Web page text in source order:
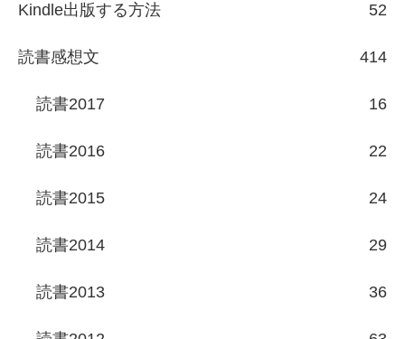
Kindle出版する方法 52
読書感想文 414
読書2017 16
読書2016 22
読書2015 24
読書2014 29
読書2013 36